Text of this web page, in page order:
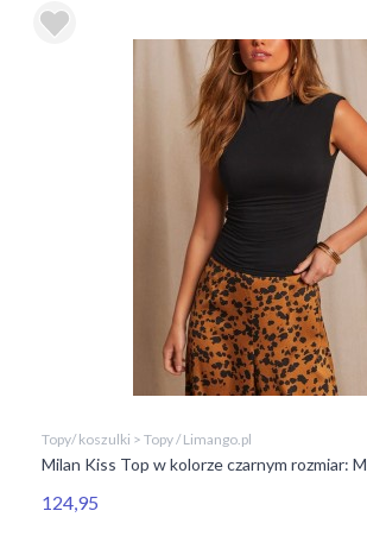
Topy/ koszulki > Topy / Limango.pl
Milan Kiss Top w kolorze czarnym rozmiar: M
124,95